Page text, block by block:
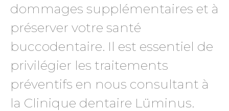
dommages supplémentaires et à
préserver votre santé
buccodentaire. Il est essentiel de
privilégier les traitements
préventifs en nous consultant à
la Clinique dentaire Lüminus.